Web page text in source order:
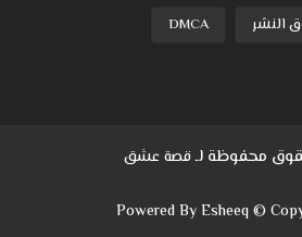
النشر DMCA
محفوظة لـقصة عشق
Powered By Esheeq ©